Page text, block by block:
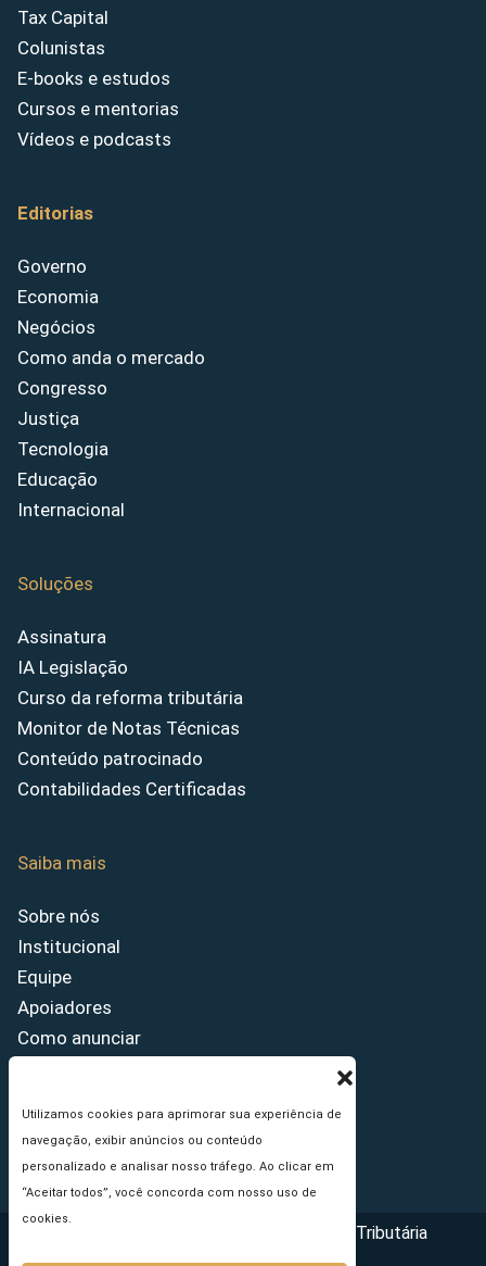
Utilizamos cookies para aprimorar sua experiência de
navegação, exibir anúncios ou conteúdo
personalizado e analisar nosso tráfego. Ao clicar em
“Aceitar todos”, você concorda com nosso uso de
cookies.
Tax Capital
Colunistas
E-books e estudos
Cursos e mentorias
Vídeos e podcasts
Editorias
Governo
Economia
Negócios
Como anda o mercado
Congresso
Justiça
Tecnologia
Educação
Internacional
Soluções
Assinatura
IA Legislação
Curso da reforma tributária
Monitor de Notas Técnicas
Conteúdo patrocinado
Contabilidades Certificadas
Saiba mais
Sobre nós
Institucional
Equipe
Apoiadores
Como anunciar
Princípios Editoriais
Copyright © 2026 - Portal da Reforma Tributária